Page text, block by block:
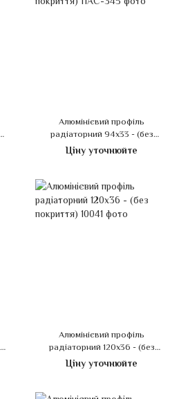
Алюмінієвий профіль
радіаторний 94х33 - (без
покриття)
Ціну уточнюйте
Алюмінієвий профіль
радіаторний 120х36 - (без
покриття)
Ціну уточнюйте